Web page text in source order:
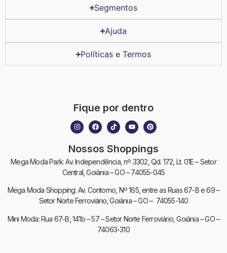
Segmentos
Ajuda
Políticas e Termos
Fique por dentro
Nossos Shoppings
Mega Moda Park: Av. Independência, nº 3302, Qd. 172, Lt. 01E – Setor
Central, Goiânia – GO – 74055-045
Mega Moda Shopping: Av. Contorno, Nº 165, entre as Ruas 67-B e 69 –
Setor Norte Ferroviário, Goiânia – GO – 74055-140
Mini Moda: Rua 67-B, 141b – 57 – Setor Norte Ferroviário, Goiânia – GO –
74063-310